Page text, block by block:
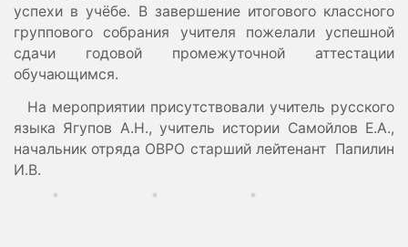
успехи в учёбе. В завершение итогового классного
группового собрания учителя пожелали успешной
сдачи годовой промежуточной аттестации
обучающимся.
На мероприятии присутствовали учитель русского
языка Ягупов А.Н., учитель истории Самойлов Е.А.,
начальник отряда ОВРО старший лейтенант Папилин
И.В.